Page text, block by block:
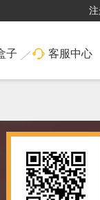
子 客服中心